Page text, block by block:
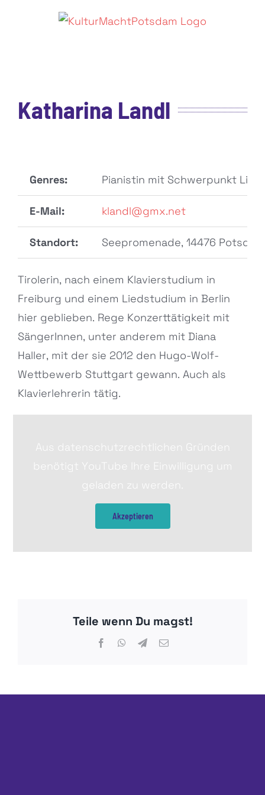
Katharina Landl
Genres: Pianistin mit Schwerpunkt
E-Mail: klandl@gmx.net
Standort: Seepromenade, 14476 Potsdam
Tirolerin, nach einem Klavierstudium in
Freiburg und einem Liedstudium in Berlin
hier geblieben. Rege Konzerttätigkeit mit
SängerInnen, unter anderem mit Diana
Haller, mit der sie 2012 den Hugo-Wolf-
Wettbewerb Stuttgart gewann. Auch als
Klavierlehrerin tätig.
Aus datenschutzrechtlichen Gründen
benötigt YouTube Ihre Einwilligung um
geladen zu werden.
Akzeptieren
Teile wenn Du magst!
FacebookWhatsApp
Telegram
E-